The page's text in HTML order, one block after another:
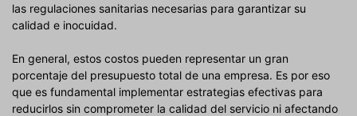
las regulaciones sanitarias necesarias para garantizar su
calidad e inocuidad.
En general, estos costos pueden representar un gran
porcentaje del presupuesto total de una empresa. Es por eso
que es fundamental implementar estrategias efectivas para
reducirlos sin comprometer la calidad del servicio ni afectando